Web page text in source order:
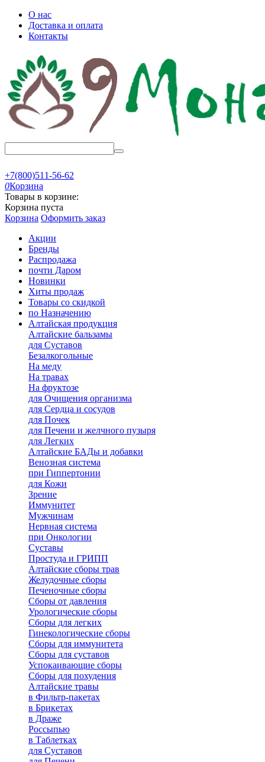
О нас
Доставка и оплата
Контакты
+7(800)511-56-62
0Корзина
Товары в корзине:
Корзина пуста
Корзина Оформить заказ
Акции
Бренды
Распродажа
почти Даром
Новинки
Хиты продаж
Товары со скидкой
по Назначению
Алтайская продукция
Алтайские бальзамы
для Суставов
Безалкогольные
На меду
На травах
На фруктозе
для Очищения организма
для Сердца и сосудов
для Почек
для Печени и желчного пузыря
для Легких
Алтайские БАДы и добавки
Венозная система
при Гиппертонии
для Кожи
Зрение
Иммунитет
Мужчинам
Нервная система
при Онкологии
Суставы
Простуда и ГРИПП
Алтайские сборы трав
Желудочные сборы
Печеночные сборы
Сборы от давления
Урологические сборы
Сборы для легких
Гинекологические сборы
Сборы для иммунитета
Сборы для суставов
Успокаивающие сборы
Сборы для похудения
Алтайские травы
в Фильтр-пакетах
в Брикетах
в Драже
Россыпью
в Таблетках
для Cуставов